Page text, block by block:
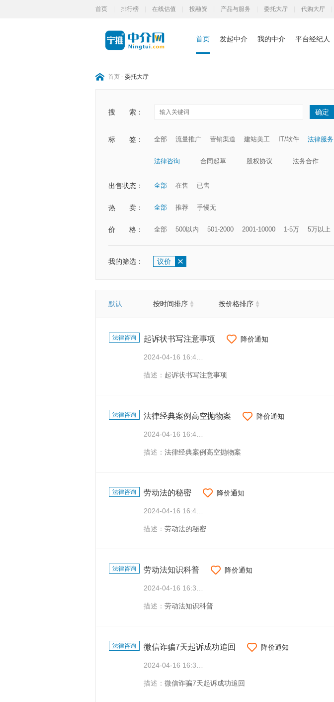
首页 排行榜 在线估值 投融资 产品与服务 委托大厅 代购大厅
首页 发起中介 我的中介 平台经纪人
首页 - 委托大厅
搜 索： 确定
标 签： 全部 流量推广 营销渠道 建站美工 IT/软件 法律服务
法律咨询 合同起草 股权协议 法务合作
出售状态： 全部 在售 已售
热 卖： 全部 推荐 手慢无
价 格： 全部 500以内 501-2000 2001-10000 1-5万 5万以上
我的筛选： 议价
默认 按时间排序 按价格排序
法律咨询 起诉状书写注意事项 降价通知
描述： 起诉状书写注意事项
法律咨询 法律经典案例高空抛物案 降价通知
描述： 法律经典案例高空抛物案
法律咨询 劳动法的秘密 降价通知
2024-04-16 16:42:37
描述： 劳动法的秘密
法律咨询 劳动法知识科普 降价通知
2024-04-16 16:37:05
描述： 劳动法知识科普
法律咨询 微信诈骗7天起诉成功追回 降价通知
描述： 微信诈骗7天起诉成功追回